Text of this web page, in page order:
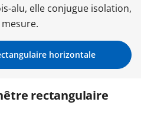
alu, elle conjugue isolation,
horizontale
rectangulaire